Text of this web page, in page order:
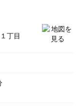
１丁目